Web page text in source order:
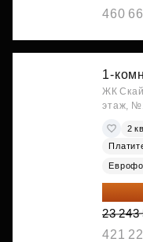
460
1-
ЖК Скай
этаж,
2
19
23 243
421